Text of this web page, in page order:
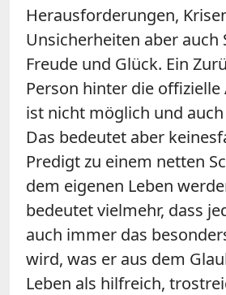
Herausforderungen,
Unsicherheiten aber auch
Freude und Glück. Ein
Person hinter die
ist nicht möglich und
Das bedeutet aber
Predigt zu einem netten
dem eigenen Leben
bedeutet vielmehr, dass
auch immer das
wird, was er aus dem
Leben als hilfreich,